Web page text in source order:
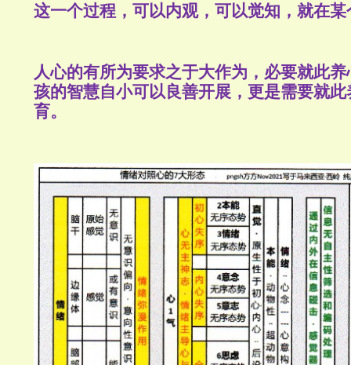
这一个过程，可以内观，可以觉知，就在
人心的有所为要求之于大作为，必要就此
孩的智慧自小可以良善开展，更是需要就
育。